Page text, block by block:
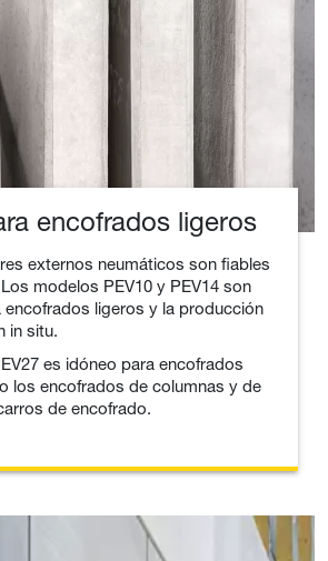
encofrados ligeros
externos neumáticos son fiables
modelos PEV10 y PEV14 son
encofrados ligeros y la producción
in situ.
es idóneo para encofrados
los encofrados de columnas y de
de encofrado.